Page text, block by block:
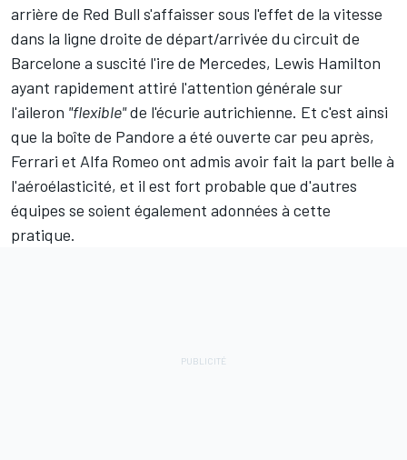
arrière de Red Bull s'affaisser sous l'effet de la vitesse
dans la ligne droite de départ/arrivée du circuit de
Barcelone a suscité l'ire de Mercedes, Lewis Hamilton
ayant rapidement attiré l'attention générale sur
l'aileron "flexible"de l'écurie autrichienne. Et c'est ainsi
que la boîte de Pandore a été ouverte car peu après,
Ferrari et Alfa Romeo ont admis avoir fait la part belle à
l'aéroélasticité, et il est fort probable que d'autres
équipes se soient également adonnées à cette
pratique.